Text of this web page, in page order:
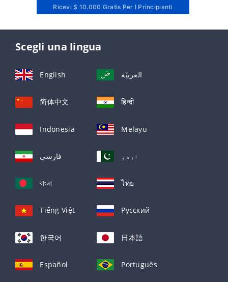
Ricevi $ 10.000 Gratis Per I Principianti
Scegli una lingua
English العربيّة
简体中文 हिन्दी
Indonesia Melayu
فارسی اردو
বাংলা ไทย
Tiếng Việt Русский
한국어 日本語
Español Português